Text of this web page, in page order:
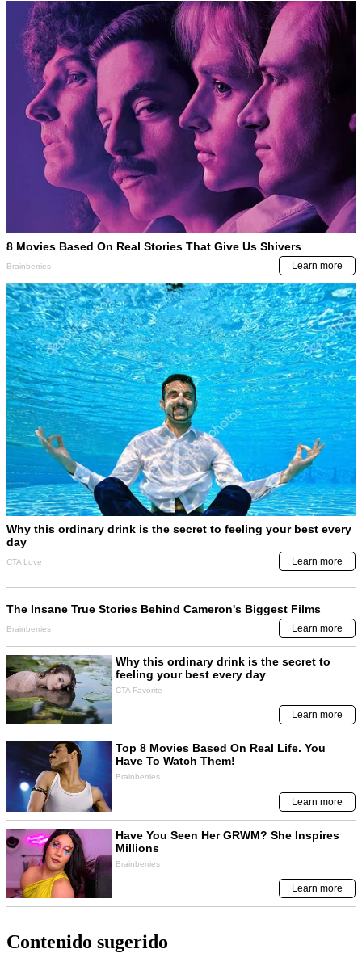
Contenido sugerido